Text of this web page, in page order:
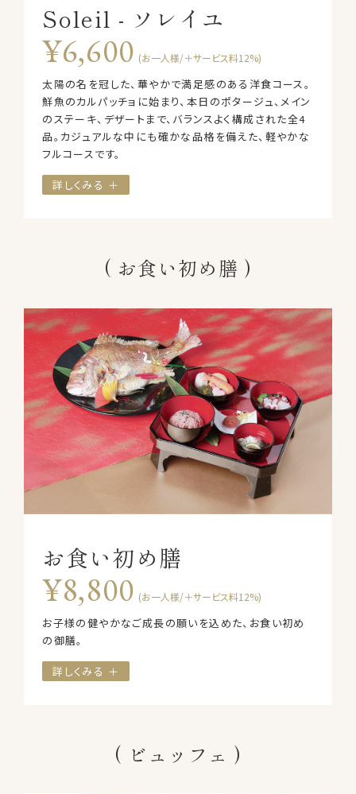
Soleil - ソレイユ
¥6,600 (お一人様/＋サービス料12%)
太陽の名を冠した、華やかで満足感のある洋食コース。
鮮魚のカルパッチョに始まり、本日のポタージュ、メイン
のステーキ、デザートまで、バランスよく構成された全4
品。カジュアルな中にも確かな品格を備えた、軽やかな
フルコースです。
詳しくみる ＋
お食い初め膳
お食い初め膳
¥8,800 (お一人様/＋サービス料12%)
お子様の健やかなご成長の願いを込めた、お食い初め
の御膳。
詳しくみる ＋
ビュッフェ